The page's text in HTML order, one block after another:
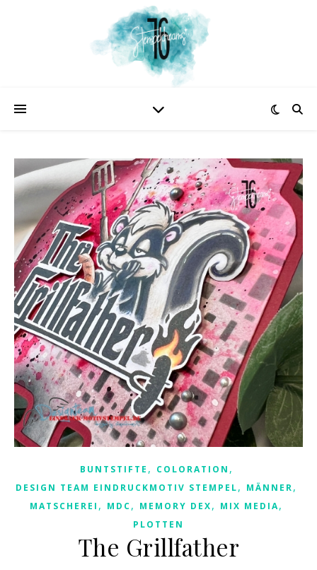
BUNTSTIFTE , COLORATION ,
DESIGN TEAM EINDRUCKMOTIV STEMPEL, MÄNNER,
MATSCHEREI , MDC, MEMORY DEX, MIX MEDIA,
PLOTTEN
The Grillfather